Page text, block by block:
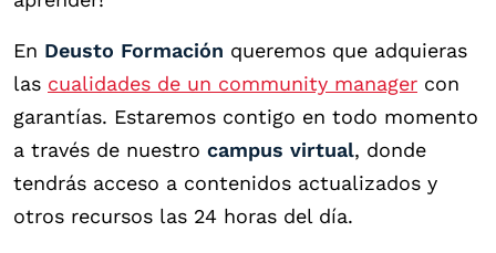
En Deusto Formación queremos que adquieras
las cualidades de un community manager con
garantías. Estaremos contigo en todo momento
a través de nuestro campus virtual, donde
tendrás acceso a contenidos actualizados y
otros recursos las 24 horas del día.